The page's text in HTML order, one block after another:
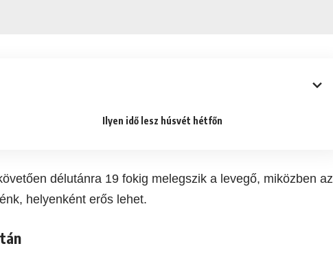
Ilyen idő lesz húsvét hétfőn
délutánra 19 fokig melegszik a levegő, miközben az
helyenként erős lehet.